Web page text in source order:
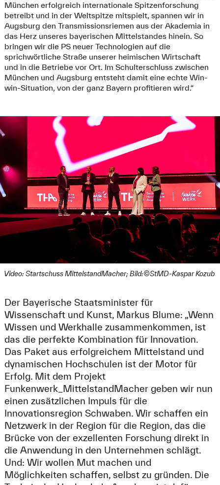
München erfolgreich internationale Spitzenforschung
betreibt und in der Weltspitze mitspielt, spannen wir in
Augsburg den Transmissionsriemen aus der Akademia in
das Herz unseres bayerischen Mittelstandes hinein. So
bringen wir die PS neuer Technologien auf die
sprichwörtliche Straße unserer heimischen Wirtschaft
und in die Betriebe vor Ort. Im Schulterschluss zwischen
München und Augsburg entsteht damit eine echte Win-
win-Situation, von der ganz Bayern profitieren wird.“
Video: Startschuss MittelstandMacher; Bild:©StMD-Kaspar Kozub
Der Bayerische Staatsminister für
Wissenschaft und Kunst, Markus Blume: „Wenn
Wissen und Werkhalle zusammenkommen, ist
das die perfekte Kombination für Innovation.
Das Paket aus erfolgreichem Mittelstand und
dynamischen Hochschulen ist der Motor für
Erfolg. Mit dem Projekt
Funkenwerk_MittelstandMacher geben wir nun
einen zusätzlichen Impuls für die
Innovationsregion Schwaben. Wir schaffen ein
Netzwerk in der Region für die Region, das die
Brücke von der exzellenten Forschung direkt in
die Anwendung in den Unternehmen schlägt.
Und: Wir wollen Mut machen und
Möglichkeiten schaffen, selbst zu gründen. Die